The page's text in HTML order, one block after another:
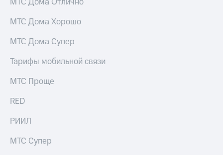
МТС Дома Хорошо
МТС Дома Супер
Тарифы мобильной связи
МТС Проще
RED
РИИЛ
МТС Супер